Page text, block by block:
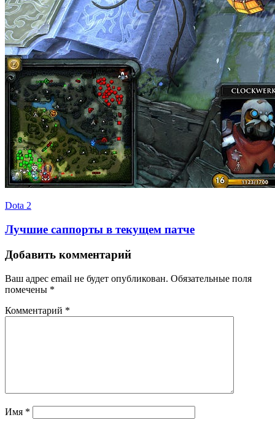
Dota 2
Лучшие саппорты в текущем патче
Добавить комментарий
Ваш адрес email не будет опубликован. Обязательные поля
помечены *
Комментарий *
Имя *